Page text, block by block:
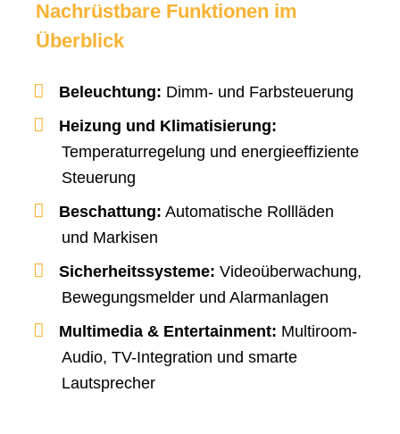
Nachrüstbare Funktionen im
Überblick
Beleuchtung: Dimm- und Farbsteuerung
Heizung und Klimatisierung:
Temperaturregelung und energieeffiziente
Steuerung
Beschattung: Automatische Rollläden
und Markisen
Sicherheitssysteme: Videoüberwachung,
Bewegungsmelder und Alarmanlagen
Multimedia & Entertainment: Multiroom-
Audio, TV-Integration und smarte
Lautsprecher